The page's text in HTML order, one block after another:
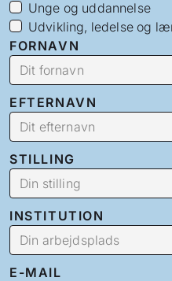
Unge og uddannelse
Udvikling, ledelse og
FORNAVN
EFTERNAVN
STILLING
INSTITUTION
E-MAIL